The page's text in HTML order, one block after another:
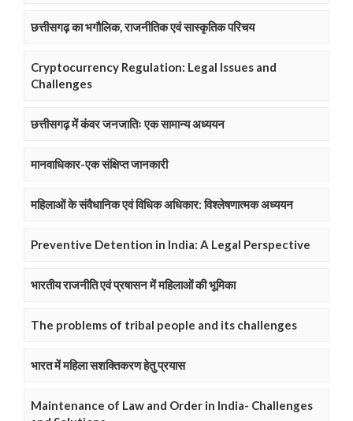
छत्तीसगढ़ का भगौलिक, राजनीतिक एवं सास्कृतिक परिचय
Cryptocurrency Regulation: Legal Issues and
Challenges
छत्तीसगढ़ में कंवर जनजातिः एक सामान्य अध्ययन
मानवाधिकार-एक संक्षिप्त जानकारी
महिलाओं के संवैधानिक एवं विधिक अधिकार: विश्लेषणात्मक अध्ययन
Preventive Detention in India: A Legal Perspective
भारतीय राजनीति एवं प्रषासन में महिलाओं की भूमिका
The problems of tribal people and its challenges
भारत में महिला सशक्तिकरण हेतु प्रयास
Maintenance of Law and Order in India- Challenges